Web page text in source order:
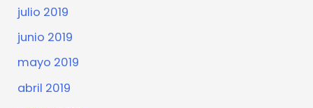
julio 2019
junio 2019
mayo 2019
abril 2019